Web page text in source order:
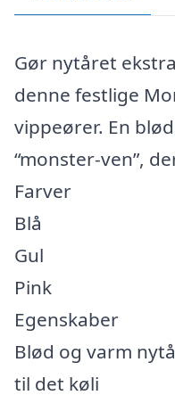
Gør nytåret
denne festlige
vippeører. En
“monster-ven”,
Farver
Blå
Gul
Pink
Egenskaber
Blød og varm
til det køli